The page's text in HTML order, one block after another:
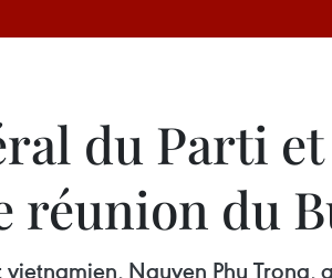
du Parti
réunion du
Nguyen Phu